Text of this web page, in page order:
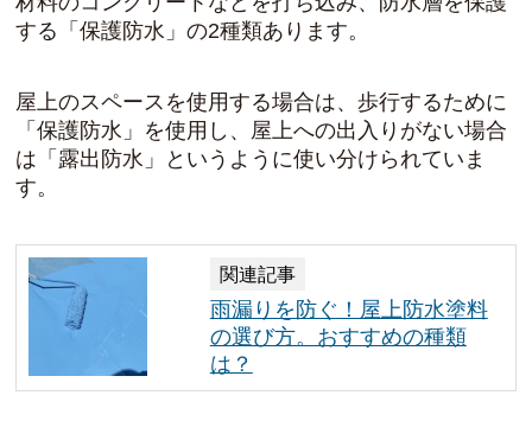
する「保護防水」の2種類あります。
屋上のスペースを使用する場合は、歩行するために
「保護防水」を使用し、屋上への出入りがない場合
は「露出防水」というように使い分けられていま
す。
関連記事
雨漏りを防ぐ！屋上防水塗料
の選び方。おすすめの種類
は？